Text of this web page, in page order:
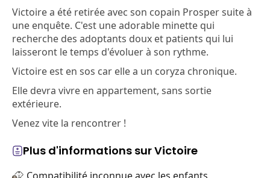
Victoire a été retirée avec son copain Prosper suite à
une enquête. C'est une adorable minette qui
recherche des adoptants doux et patients qui lui
laisseront le temps d'évoluer à son rythme.
Victoire est en sos car elle a un coryza chronique.
Elle devra vivre en appartement, sans sortie
extérieure.
Venez vite la rencontrer !
Plus d'informations sur Victoire